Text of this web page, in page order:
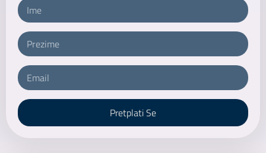
Pretplati Se